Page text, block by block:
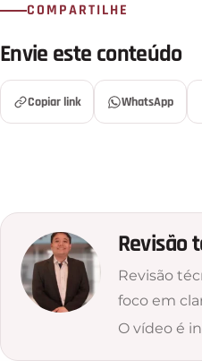
COMPARTILHE
Envie este conteúdo
Copiar link WhatsApp
Revisão
Revisão
foco em
O vídeo é